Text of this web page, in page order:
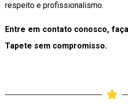
respeito e profissionalismo.
Entre em contato conosco,
Tapete sem compromisso.